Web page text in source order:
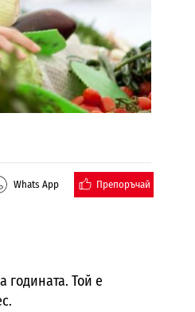
Whats App Препоръчай
годината. Той е